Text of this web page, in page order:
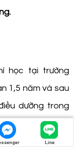
học tại trường
1,5 năm và sau
dưỡng trong
các trung tâm
Line